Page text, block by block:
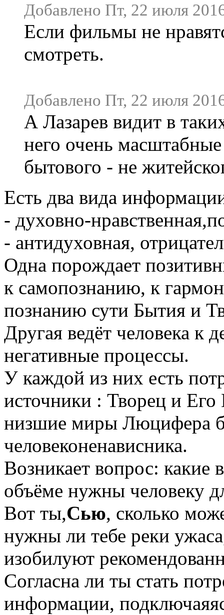
Добавлено Пт, 22 июля
Если фильмы не
смотреть.
Добавлено Пт, 22 июля
А Лазарев видит в
него очень
бытового - не
Есть два вида
- духовно-
- антидуховная,
Одна порождает
к самопознанию, к
познанию сути Бытия и
Другая ведёт человека к
негативные процессы.
У каждой из них есть
источники : Творец и Его
низшие миры Люцифера
человеконенависника.
Возникает вопрос:
объёме нужны человеку
Вот ты,Сью, сколько
нужны ли тебе реки
изобилуют
Согласна ли ты стать
информации,